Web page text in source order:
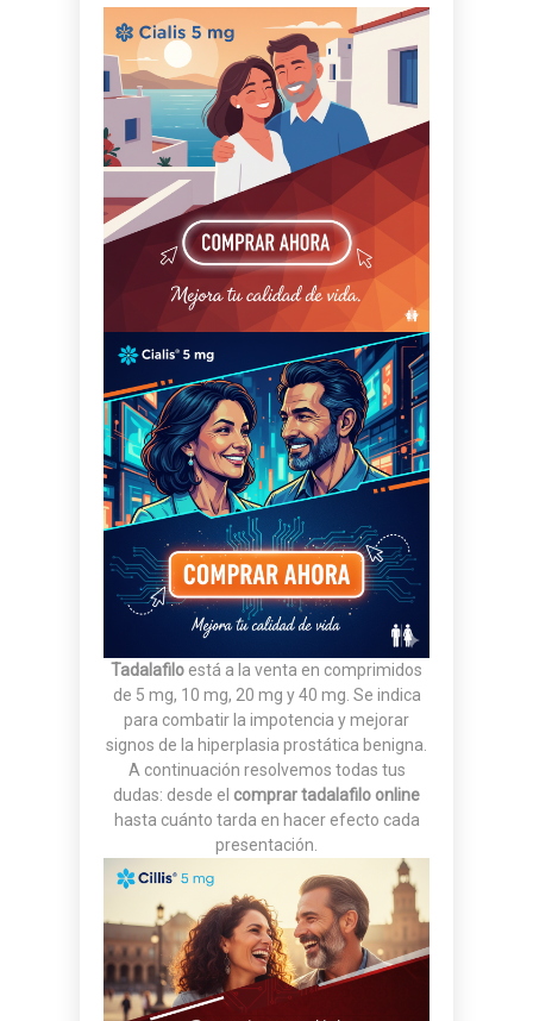
Tadalafilo está a la venta en comprimidos
de 5 mg, 10 mg, 20 mg y 40 mg. Se indica
para combatir la impotencia y mejorar
signos de la hiperplasia prostática benigna.
A continuación resolvemos todas tus
dudas: desde el comprar tadalafilo online
hasta cuánto tarda en hacer efecto cada
presentación.